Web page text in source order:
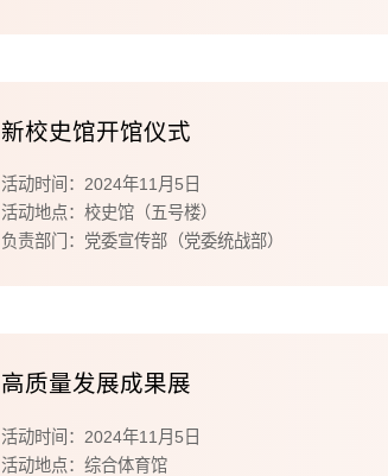
新校史馆开馆仪式
活动时间：2024年11月5日
活动地点：校史馆（五号楼）
负责部门：党委宣传部（党委统战部）
高质量发展成果展
活动时间：2024年11月5日
活动地点：综合体育馆